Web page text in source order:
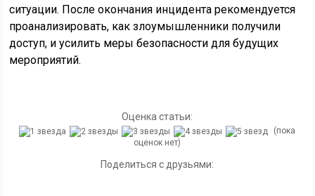
ситуации. После окончания инцидента рекомендуется
проанализировать, как злоумышленники получили
доступ, и усилить меры безопасности для будущих
мероприятий.
Оценка статьи:
(пока
оценок нет)
Поделиться с друзьями: